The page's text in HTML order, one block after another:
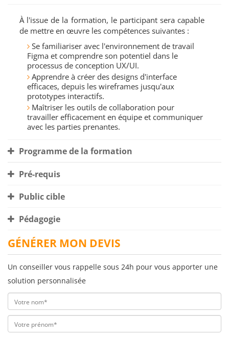
À l'issue de la formation, le participant sera capable
de mettre en œuvre les compétences suivantes :
Se familiariser avec l'environnement de travail
Figma et comprendre son potentiel dans le
processus de conception UX/UI.
Apprendre à créer des designs d'interface
efficaces, depuis les wireframes jusqu'aux
prototypes interactifs.
Maîtriser les outils de collaboration pour
travailler efficacement en équipe et communiquer
avec les parties prenantes.
Programme de la formation
Pré-requis
Public cible
Pédagogie
GÉNÉRER MON DEVIS
Un conseiller vous rappelle sous 24h pour vous apporter une
solution personnalisée